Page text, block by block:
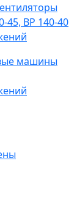
45, ВР 140-40
машины